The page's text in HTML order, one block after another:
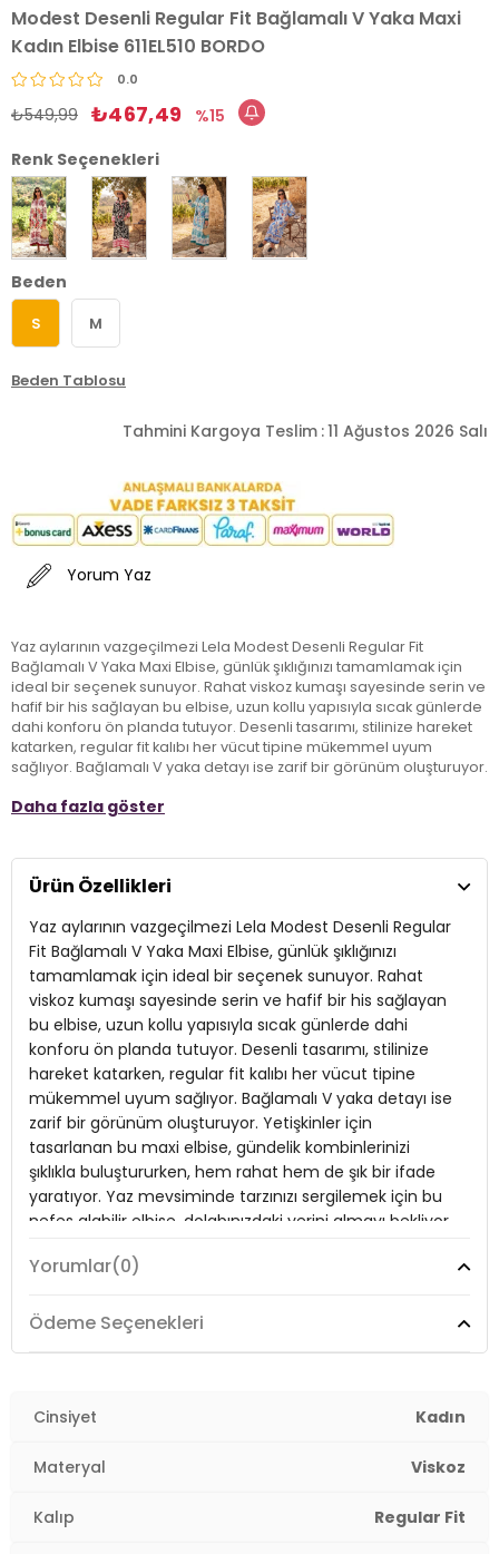
Modest Desenli Regular Fit Bağlamalı V Yaka Maxi
Kadın Elbise 611EL510 BORDO
0.0
₺549,99 ₺467,49
15
Renk Seçenekleri
Beden
S M
Beden Tablosu
Tahmini Kargoya Teslim :11 Ağustos 2026 Salı
Yorum Yaz
Yaz aylarının vazgeçilmezi Lela Modest Desenli Regular Fit
Bağlamalı V Yaka Maxi Elbise, günlük şıklığınızı tamamlamak için
ideal bir seçenek sunuyor. Rahat viskoz kumaşı sayesinde serin ve
hafif bir his sağlayan bu elbise, uzun kollu yapısıyla sıcak günlerde
dahi konforu ön planda tutuyor. Desenli tasarımı, stilinize hareket
katarken, regular fit kalıbı her vücut tipine mükemmel uyum
sağlıyor. Bağlamalı V yaka detayı ise zarif bir görünüm oluşturuyor.
şıklıkla buluştururken, hem rahat hem de şık bir ifade yaratıyor. Yaz
Giyim Tarzı:Günlük/Casual
Desen:Desenli
Mevsim:Yazlık
Materyal: Viskoz
Kol Tipi: Uzun Kol
Uzunluk:Maxi
Kalıp Bilgisi:Regular Fit
Daha fazla göster
Ürün Özellikleri
Yaz aylarının vazgeçilmezi Lela Modest Desenli Regular
Fit Bağlamalı V Yaka Maxi Elbise, günlük şıklığınızı
tamamlamak için ideal bir seçenek sunuyor. Rahat
viskoz kumaşı sayesinde serin ve hafif bir his sağlayan
bu elbise, uzun kollu yapısıyla sıcak günlerde dahi
konforu ön planda tutuyor. Desenli tasarımı, stilinize
hareket katarken, regular fit kalıbı her vücut tipine
mükemmel uyum sağlıyor. Bağlamalı V yaka detayı ise
zarif bir görünüm oluşturuyor. Yetişkinler için
tasarlanan bu maxi elbise, gündelik kombinlerinizi
şıklıkla buluştururken, hem rahat hem de şık bir ifade
yaratıyor. Yaz mevsiminde tarzınızı sergilemek için bu
nefes alabilir elbise, dolabınızdaki yerini almayı bekliyor.
Yorumlar(0)
Ödeme Seçenekleri
Cinsiyet Kadın
Materyal Viskoz
Kalıp Regular Fit